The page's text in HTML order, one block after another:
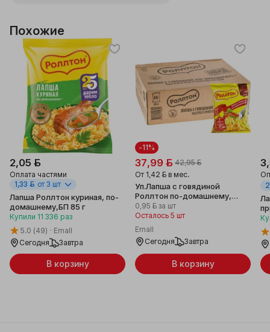
Похожие
2,05 ƃ
Оплата частями
1,33 ƃ от 3 шт
Лапша Роллтон куриная, по-
домашнему,БП 85 г
Купили 11 336 раз
5.0 (49)
Emall
Сегодня
Завтра
В корзину
-11%
37,99 ƃ 42,95 ƃ
От 1,42 ƃ в мес.
Уп.Лапша с говядиной
Роллтон по-домашнему,
40х85 г
0,95 ƃ за шт
Осталось 5 шт
Emall
Сегодня
Завтра
В корзину